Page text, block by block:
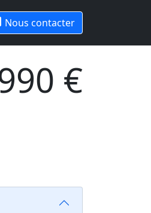
Nous contacter
€